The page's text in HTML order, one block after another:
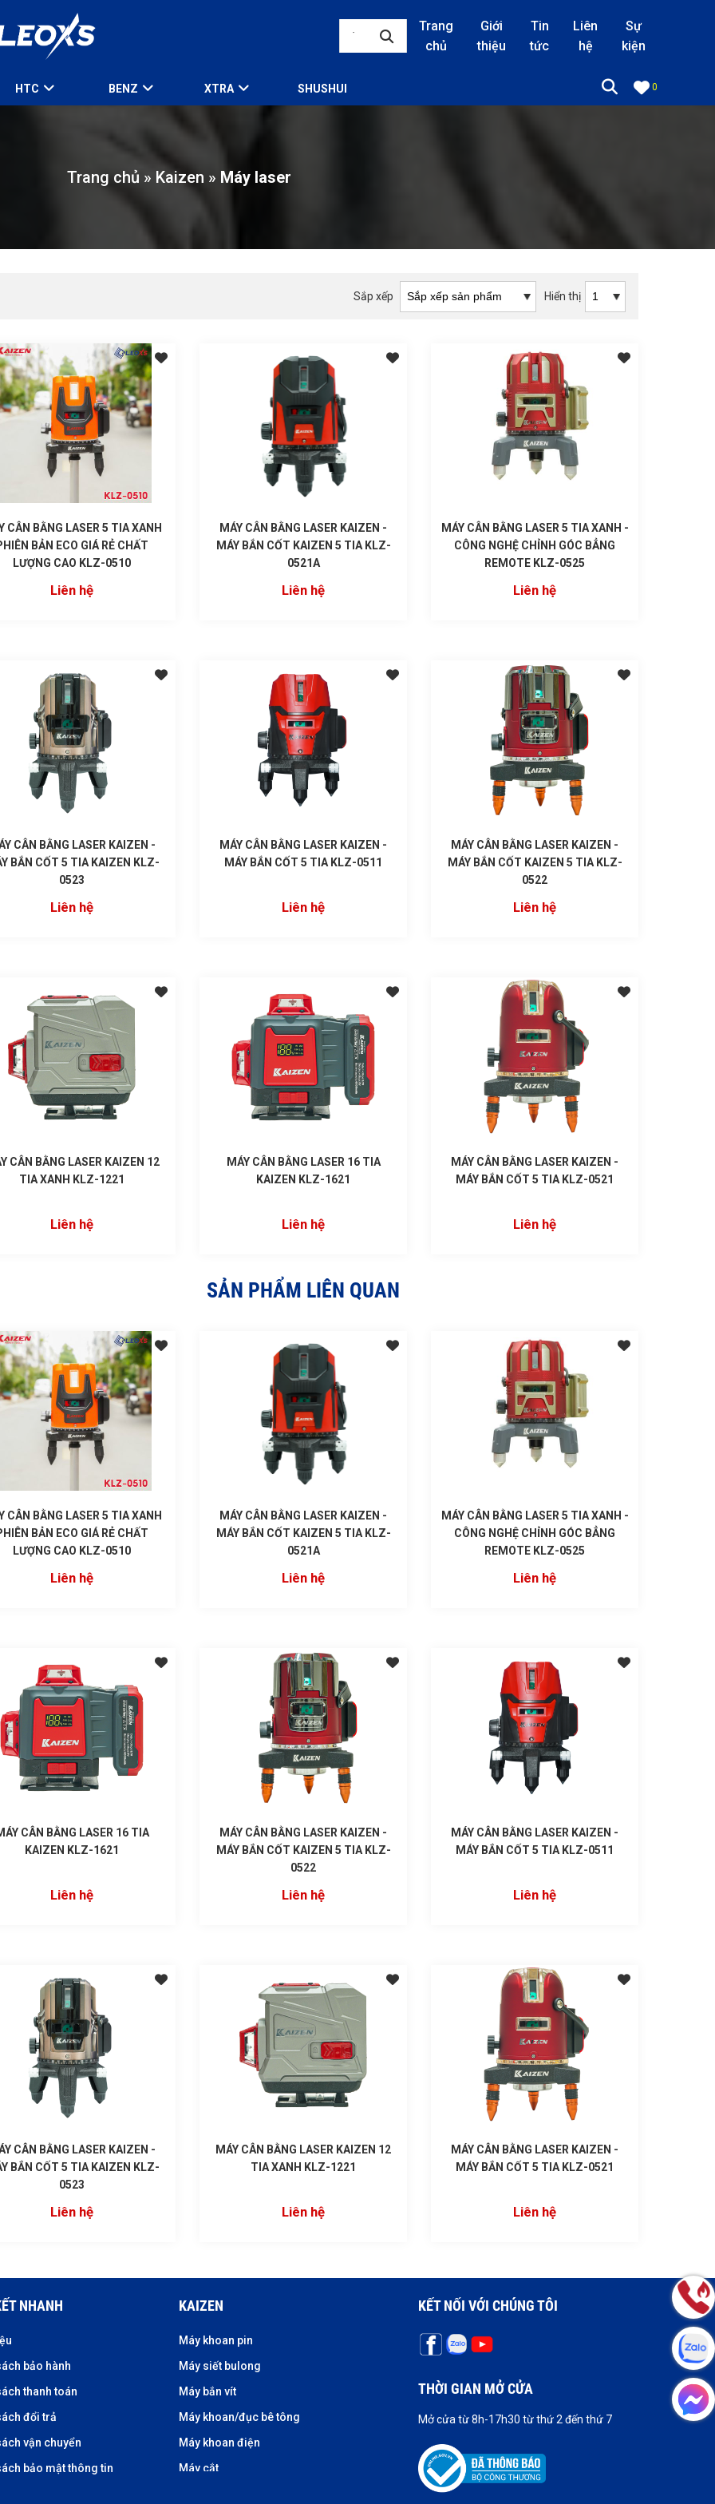
Trang
chủ
Giới
thiệu
Tin
tức
Liên
hệ
Sự
kiện
HTC BENZ XTRA SHUSHUI 0
Trang chủ » Kaizen » Máy laser
Sắp xếp Hiển thị
CÂN BẰNG LASER 5 TIA XANH
BẢN ECO GIÁ RẺ CHẤT
LƯỢNG CAO KLZ-0510
Liên hệ
MÁY CÂN BẰNG LASER KAIZEN -
MÁY BẮN CỐT KAIZEN 5 TIA KLZ-
0521A
Liên hệ
MÁY CÂN BẰNG LASER 5 TIA XANH -
CÔNG NGHỆ CHỈNH GÓC BẲNG
REMOTE KLZ-0525
Liên hệ
CÂN BẰNG LASER KAIZEN -
BẮN CỐT 5 TIA KAIZEN KLZ-
0523
Liên hệ
MÁY CÂN BẰNG LASER KAIZEN -
MÁY BẮN CỐT 5 TIA KLZ-0511
Liên hệ
MÁY CÂN BẰNG LASER KAIZEN -
MÁY BẮN CỐT KAIZEN 5 TIA KLZ-
0522
Liên hệ
CÂN BẰNG LASER KAIZEN 12
TIA XANH KLZ-1221
Liên hệ
MÁY CÂN BẰNG LASER 16 TIA
KAIZEN KLZ-1621
Liên hệ
MÁY CÂN BẰNG LASER KAIZEN -
MÁY BẮN CỐT 5 TIA KLZ-0521
Liên hệ
SẢN PHẨM LIÊN QUAN
CÂN BẰNG LASER 5 TIA XANH
BẢN ECO GIÁ RẺ CHẤT
LƯỢNG CAO KLZ-0510
Liên hệ
MÁY CÂN BẰNG LASER KAIZEN -
MÁY BẮN CỐT KAIZEN 5 TIA KLZ-
0521A
Liên hệ
MÁY CÂN BẰNG LASER 5 TIA XANH -
CÔNG NGHỆ CHỈNH GÓC BẲNG
REMOTE KLZ-0525
Liên hệ
CÂN BẰNG LASER 16 TIA
KAIZEN KLZ-1621
Liên hệ
MÁY CÂN BẰNG LASER KAIZEN -
MÁY BẮN CỐT KAIZEN 5 TIA KLZ-
0522
Liên hệ
MÁY CÂN BẰNG LASER KAIZEN -
MÁY BẮN CỐT 5 TIA KLZ-0511
Liên hệ
CÂN BẰNG LASER KAIZEN -
BẮN CỐT 5 TIA KAIZEN KLZ-
0523
Liên hệ
MÁY CÂN BẰNG LASER KAIZEN 12
TIA XANH KLZ-1221
Liên hệ
MÁY CÂN BẰNG LASER KAIZEN -
MÁY BẮN CỐT 5 TIA KLZ-0521
Liên hệ
NHANH
bảo hành
thanh toán
đổi trả
vận chuyển
bảo mật thông tin
KAIZEN
Máy khoan pin
Máy siết bulong
Máy bắn vít
Máy khoan/đục bê tông
Máy khoan điện
Máy cắt
KẾT NỐI VỚI CHÚNG TÔI
THỜI GIAN MỞ CỬA
Mở cửa từ 8h-17h30 từ thứ 2 đến thứ 7